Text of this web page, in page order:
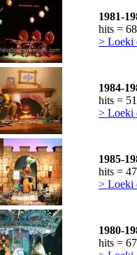
1981-
hits =
> Loeki
1984-
hits =
> Loeki
1985-
hits =
> Loeki
1980-
hits =